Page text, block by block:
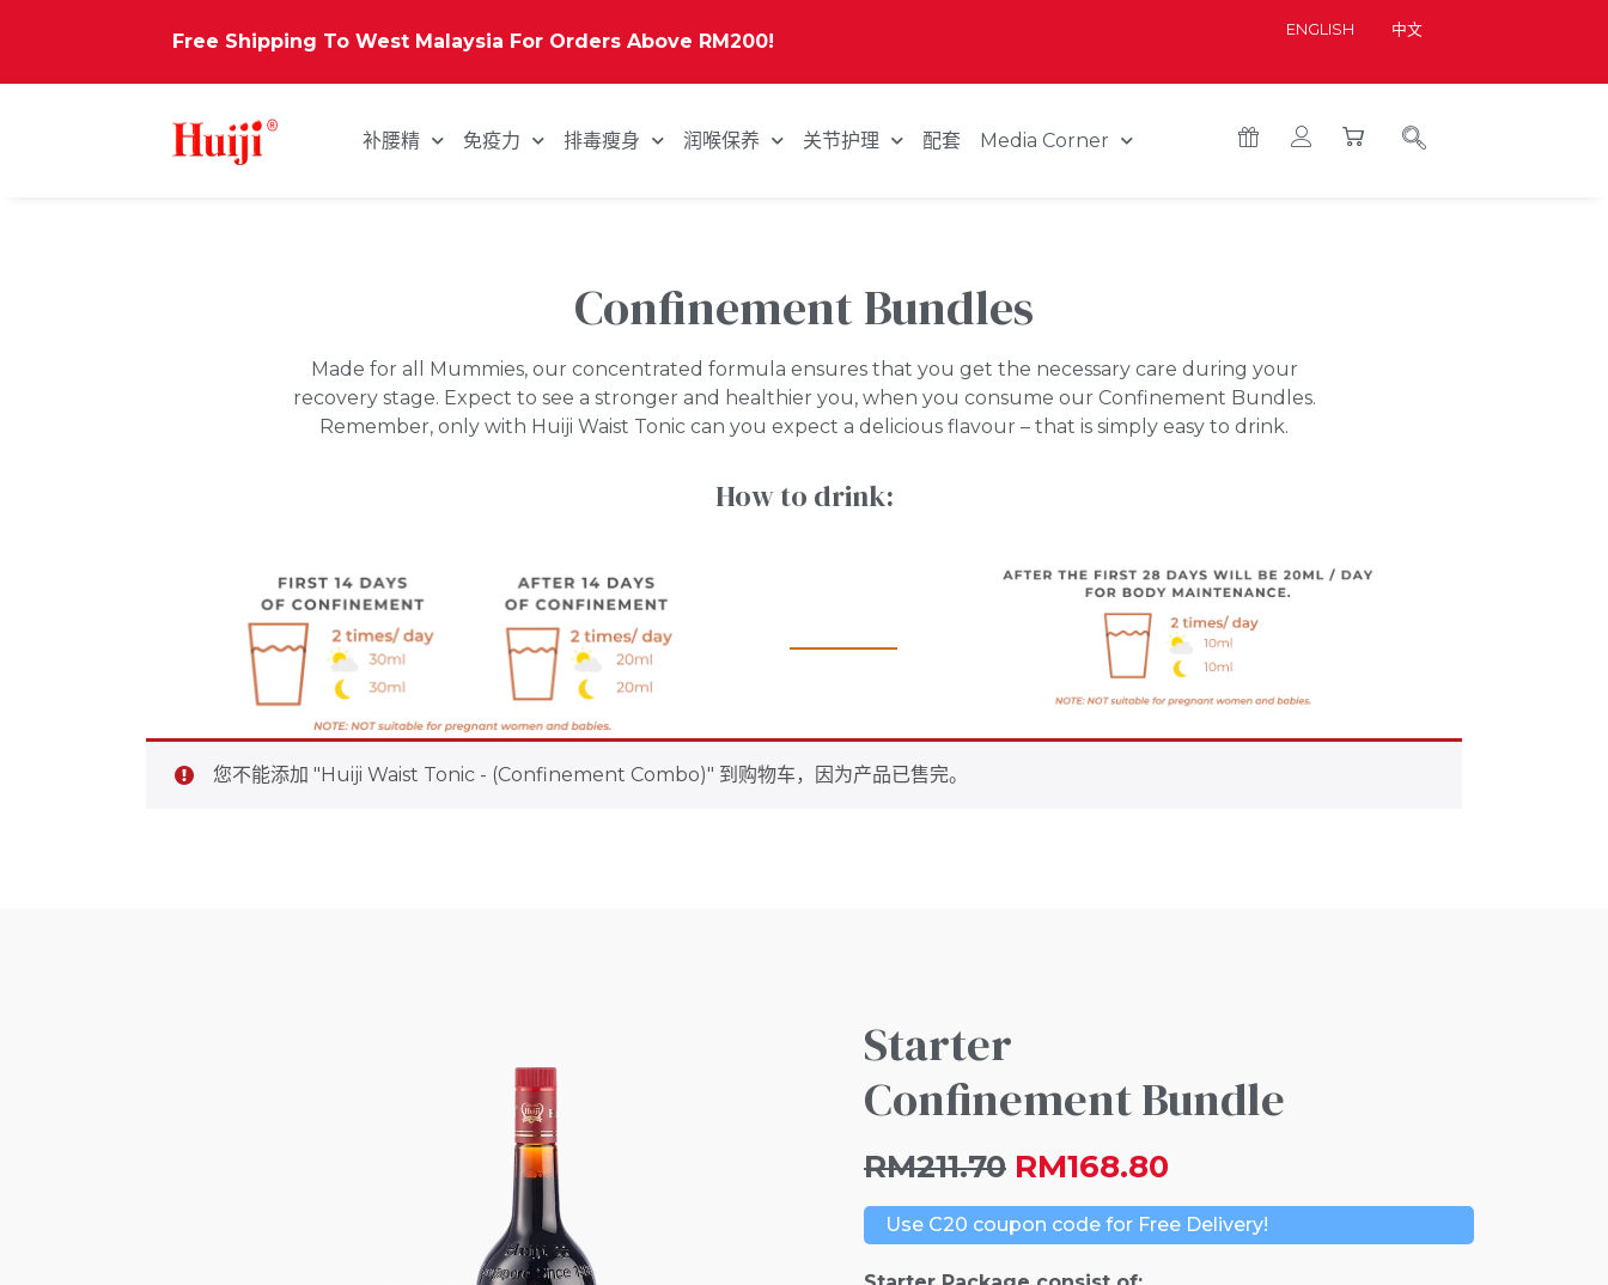
Free Shipping To West Malaysia For Orders Above RM200!
ENGLISH 中文
补腰精 免疫力 排毒瘦身 润喉保养 关节护理 配套 Media Corner
Confinement Bundles
Made for all Mummies, our concentrated formula ensures that you get the necessary care during your
recovery stage. Expect to see a stronger and healthier you, when you consume our Confinement Bundles.
Remember, only with Huiji Waist Tonic can you expect a delicious flavour – that is simply easy to drink.
How to drink:
您不能添加 "Huiji Waist Tonic - (Confinement Combo)" 到购物车，因为产品已售完。
Starter
Confinement Bundle
RM211.70 RM168.80
Use C20 coupon code for Free Delivery!